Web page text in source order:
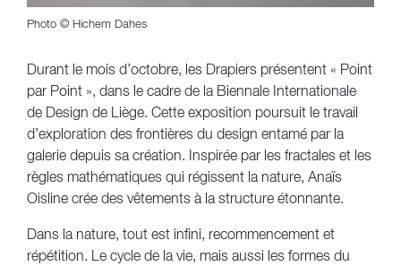
Photo © Hichem Dahes
Durant le mois d’octobre, les Drapiers présentent « Point
par Point », dans le cadre de la Biennale Internationale
de Design de Liège. Cette exposition poursuit le travail
d’exploration des frontières du design entamé par la
galerie depuis sa création. Inspirée par les fractales et les
règles mathématiques qui régissent la nature, Anaïs
Oisline crée des vêtements à la structure étonnante.
Dans la nature, tout est infini, recommencement et
répétition. Le cycle de la vie, mais aussi les formes du